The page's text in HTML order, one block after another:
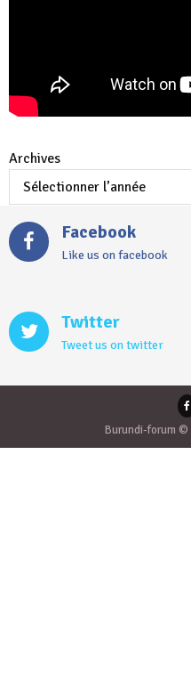
Archives
Facebook
Like us on facebook
Twitter
Tweet us on twitter
Burundi-forum ©